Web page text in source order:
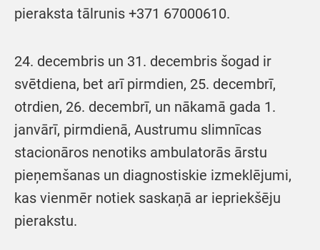
pieraksta tālrunis +371 67000610.
24. decembris un 31. decembris šogad ir
svētdiena, bet arī pirmdien, 25. decembrī,
otrdien, 26. decembrī, un nākamā gada 1.
janvārī, pirmdienā, Austrumu slimnīcas
stacionāros nenotiks ambulatorās ārstu
pieņemšanas un diagnostiskie izmeklējumi,
kas vienmēr notiek saskaņā ar iepriekšēju
pierakstu.